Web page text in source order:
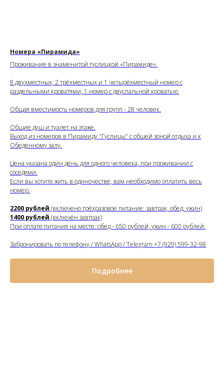
Номера «Пирамида»
Проживание в знаменитой гуслицкой «Пирамиде».
8 двухместных, 2 трёхместных и 1 четырёхместный номер с
раздельными кроватями, 1 номер с двуспальной кроватью.
Общая вместимость номеров для групп - 28 человек.
Общие душ и туалет на этаже.
Выход из номеров в Пирамиду "Гуслицы" с общей зоной отдыха и к
Обеденному залу.
Цена указана один день для одного человека, при проживании с
соседями.
Если вы хотите жить в одиночестве, вам необходимо оплатить весь
номер.
2200 рублей (включено трёхразовое питание: завтрак, обед, ужин)
1400 рублей (включён завтрак)
При оплате питания на месте: обед - 650 рублей, ужин - 600 рублей.
Забронировать по телефону / WhatsApp / Telegram +7 (929) 599-32-98
Подробнее